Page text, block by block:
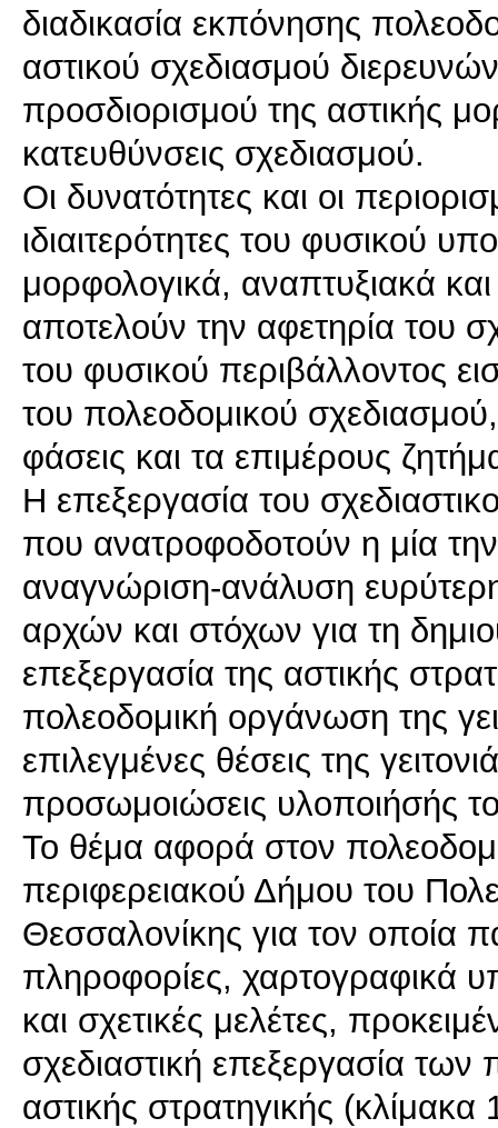
διαδικασία εκπόνησης
αστικού σχεδιασμού
προσδιορισμού της αστικής
κατευθύνσεις σχεδιασμού.
Οι δυνατότητες και οι
ιδιαιτερότητες του φυσικού
μορφολογικά, αναπτυξιακά
αποτελούν την αφετηρία του
του φυσικού περιβάλλοντος
του πολεοδομικού σχεδιασμού,
φάσεις και τα επιμέρους
Η επεξεργασία του
που ανατροφοδοτούν η μία
αναγνώριση-ανάλυση
αρχών και στόχων για τη
επεξεργασία της αστικής
πολεοδομική οργάνωση της
επιλεγμένες θέσεις της
προσωμοιώσεις υλοποιήσής
Το θέμα αφορά στον
περιφερειακού Δήμου του
Θεσσαλονίκης για τον οποία
πληροφορίες, χαρτογραφικά
και σχετικές μελέτες,
σχεδιαστική επεξεργασία των
αστικής στρατηγικής